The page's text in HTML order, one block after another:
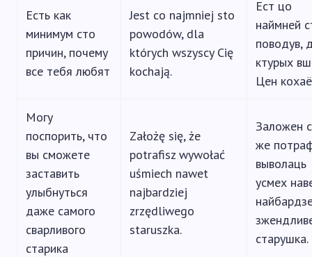
Есть как
минимум сто
причин, почему
все тебя любят
Jest co najmniej sto
powodów, dla
których wszyscy Cię
kochają.
Ест цо
наймней
поводув,
ктурых
Цен
Могу
поспорить, что
вы сможете
заставить
улыбнуться
даже самого
сварливого
старика
Założę się, że
potrafisz wywołać
uśmiech nawet
najbardziej
zrzędliwego
staruszka.
Заложен
же
выволаць
усмех
старушка.